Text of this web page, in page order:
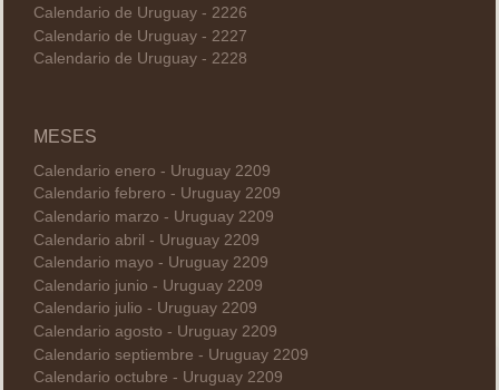
Calendario de Uruguay - 2226
Calendario de Uruguay - 2227
Calendario de Uruguay - 2228
MESES
Calendario enero - Uruguay 2209
Calendario febrero - Uruguay 2209
Calendario marzo - Uruguay 2209
Calendario abril - Uruguay 2209
Calendario mayo - Uruguay 2209
Calendario junio - Uruguay 2209
Calendario julio - Uruguay 2209
Calendario agosto - Uruguay 2209
Calendario septiembre - Uruguay 2209
Calendario octubre - Uruguay 2209